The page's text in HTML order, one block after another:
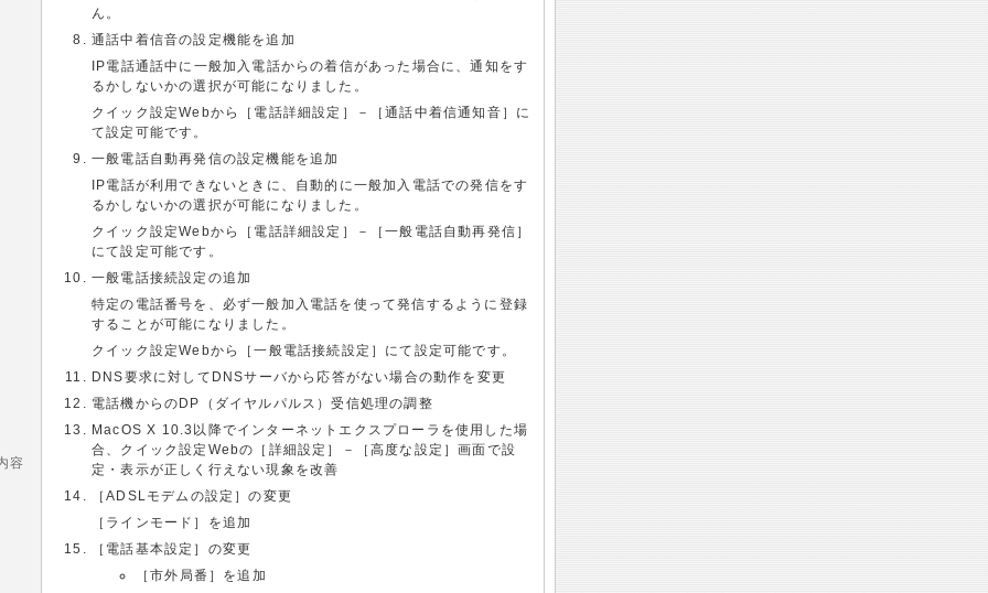
容
ん。
通話中着信音の設定機能を追加
IP電話通話中に一般加入電話からの着信があった場合に、通知をす
るかしないかの選択が可能になりました。
クイック設定Webから［電話詳細設定］－［通話中着信通知音］に
て設定可能です。
一般電話自動再発信の設定機能を追加
IP電話が利用できないときに、自動的に一般加入電話での発信をす
るかしないかの選択が可能になりました。
クイック設定Webから［電話詳細設定］－［一般電話自動再発信］
にて設定可能です。
一般電話接続設定の追加
特定の電話番号を、必ず一般加入電話を使って発信するように登録
することが可能になりました。
クイック設定Webから［一般電話接続設定］にて設定可能です。
DNS要求に対してDNSサーバから応答がない場合の動作を変更
電話機からのDP（ダイヤルパルス）受信処理の調整
MacOS X 10.3以降でインターネットエクスプローラを使用した場
合、クイック設定Webの［詳細設定］－［高度な設定］画面で設
定・表示が正しく行えない現象を改善
［ADSLモデムの設定］の変更
［ラインモード］を追加
［電話基本設定］の変更
［市外局番］を追加